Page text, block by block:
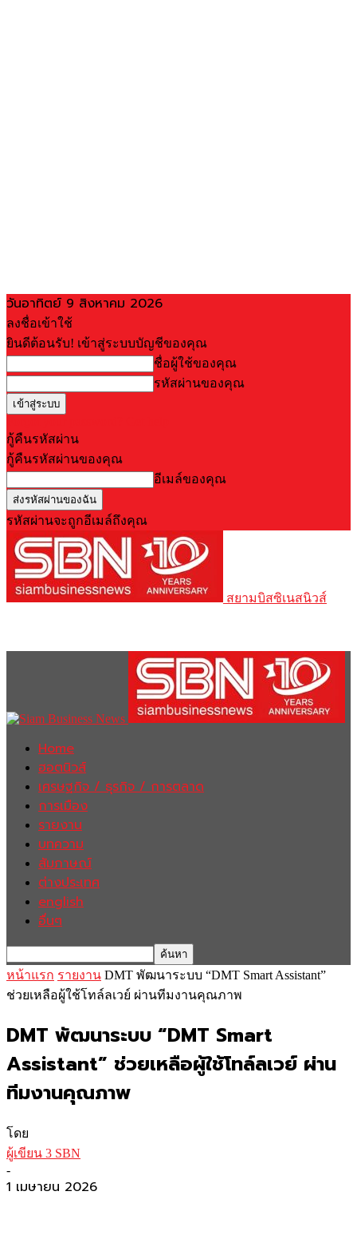
วันอาทิตย์ 9 สิงหาคม 2026
ลงชื่อเข้าใช้
ยินดีต้อนรับ! เข้าสู่ระบบบัญชีของคุณ
ชื่อผู้ใช้ของคุณ
รหัสผ่านของคุณ
กู้คืนรหัสผ่าน
กู้คืนรหัสผ่านของคุณ
อีเมล์ของคุณ
รหัสผ่านจะถูกอีเมล์ถึงคุณ
สยามบิสซิเนสนิวส์
Home
ฮอตนิวส์
เศรษฐกิจ / ธุรกิจ / การตลาด
การเมือง
รายงาน
บทความ
สัมภาษณ์
ต่างประเทศ
english
อื่นๆ
หน้าแรก รายงาน DMT พัฒนาระบบ “DMT Smart Assistant”
ช่วยเหลือผู้ใช้โทล์ลเวย์ ผ่านทีมงานคุณภาพ
DMT พัฒนาระบบ “DMT Smart
Assistant” ช่วยเหลือผู้ใช้โทล์ลเวย์ ผ่าน
ทีมงานคุณภาพ
โดย
ผู้เขียน 3 SBN
-
1 เมษายน 2026